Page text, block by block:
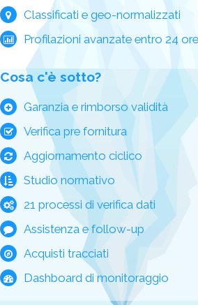
Classificati e geo-normalizzati
Profilazioni avanzate entro 24 ore
Cosa c'è sotto?
Garanzia e rimborso validità
Verifica pre fornitura
Aggiornamento ciclico
Studio normativo
21 processi di verifica dati
Assistenza e follow-up
Acquisti tracciati
Dashboard di monitoraggio